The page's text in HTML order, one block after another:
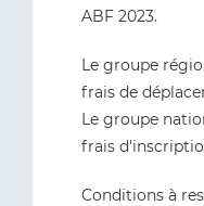
ABF 2023.
Le groupe
frais de
Le groupe
frais
Conditions à